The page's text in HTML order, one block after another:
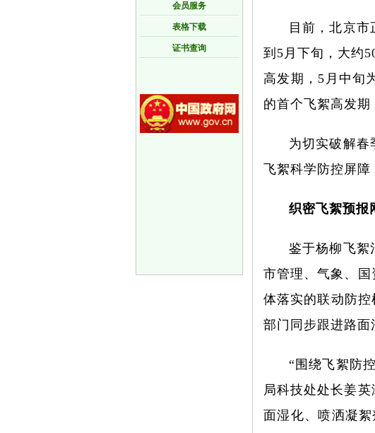
会员服务
表格下载
证书查询
目前，北京
到5月下旬，大约
高发期，5月中旬
的首个飞絮高发期
为切实破解春
飞絮科学防控屏
织密飞絮预报
鉴于杨柳飞絮
市管理、气象、
体落实的联动防
部门同步跟进路面
“围绕飞絮防
局科技处处长姜
面湿化、喷洒凝